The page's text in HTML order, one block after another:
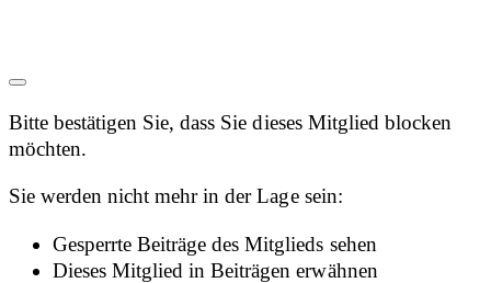
Bitte bestätigen Sie, dass Sie dieses Mitglied blocken
möchten.
Sie werden nicht mehr in der Lage sein:
Gesperrte Beiträge des Mitglieds sehen
Dieses Mitglied in Beiträgen erwähnen